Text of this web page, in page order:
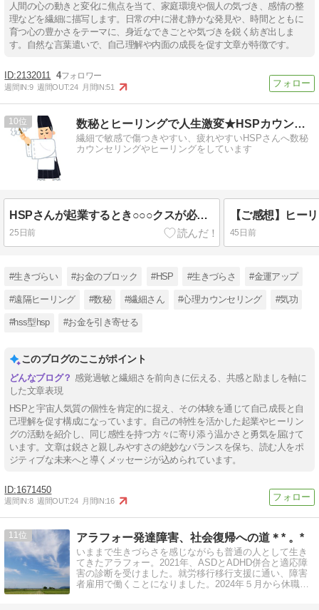
人間の心の動きと変化に焦点を当て、家庭環境や個人の気づき、感情の整
理などを繊細に描写します。日常の中に潜む静かな発見や、時間とともに
育つ心の豊かさをテーマに、身近なできごとや気づきを鋭く紡ぎ出しま
す。自然な言葉遣いで、自己理解や内面の成長を促す文章が特徴です。
2132011 4
週間IN:9 週間OUT:24 月間IN:51
10 数秘とヒーリングで人生激変★HSPカウンセラー山下かよこ
繊細で敏感で傷つきやすい、疲れやすいHSPさんへ数秘
カウンセリングやヒーリングをしています
HSPさんが起業するとき○○○クスが必要なわけ
25日前 45日前
#生きづらい #お金のブロック #HSP #生きづらさ #金運アップ
#遠隔ヒーリング #数秘 #繊細さん #心理カウンセリング #気功
#hss型hsp #お金を引き寄せる
このブログのここがポイント
感覚過敏と繊細さを前向きに伝える、共感と励ましを軸に
した文章表現
HSPと宇宙人気質の個性を肯定的に捉え、その体験を通じて自己成長と自
己理解を促す構成になっています。自己の特性を活かした起業やヒーリン
グの活動を紹介し、同じ感性を持つ方々に寄り添う温かさと勇気を届けて
います。文章は鋭さと親しみやすさの絶妙なバランスを保ち、読む人をポ
ジティブな未来へと導くメッセージが込められています。
1671450
週間IN:8 週間OUT:24 月間IN:16
11 アラフォー発達障害、社会復帰への道＊* 。*
いままで生きづらさを感じながらも普通の人として生き
てきたアラフォー。2021年、ASDとADHD併合と適応障
害の診断を受けました。就労移行移行支援に通い、障害
者雇用で働くことになりました。2024年５月から休職